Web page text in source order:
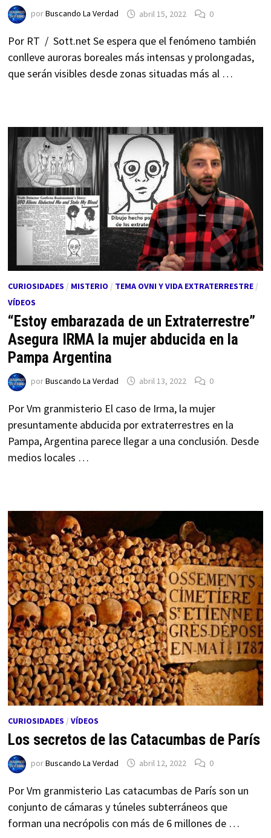
porBuscando La Verdad abril 15, 2022 0
Por RT / Sott.net Se espera que el fenómeno también
conlleve auroras boreales más intensas y prolongadas,
que serán visibles desde zonas situadas más al …
CURIOSIDADES / MISTERIO / TEMA OVNI Y VIDA EXTRATERRESTRE/
VÍDEOS
“Estoy embarazada de un Extraterrestre”
Asegura IRMA la mujer abducida en la
Pampa Argentina
porBuscando La Verdad abril 13, 2022 0
Por Vm granmisterio El caso de Irma, la mujer
presuntamente abducida por extraterrestres en la
Pampa, Argentina parece llegar a una conclusión. Desde
medios locales …
CURIOSIDADES / VÍDEOS
Los secretos de las Catacumbas de París
porBuscando La Verdad abril 12, 2022 0
Por Vm granmisterio Las catacumbas de París son un
conjunto de cámaras y túneles subterráneos que
forman una necrópolis con más de 6 millones de …